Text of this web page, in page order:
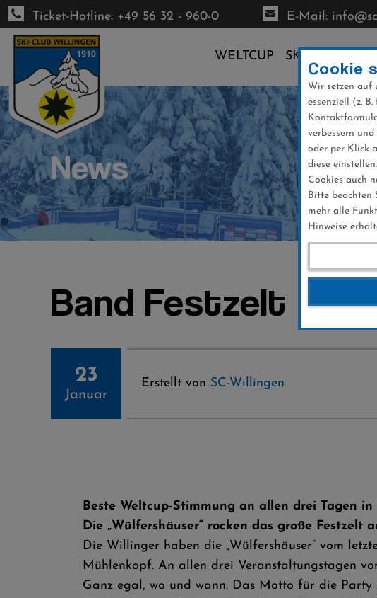
Direkt
zum
Inhalt
Ticket-Hotline: +49 56 32 - 960-0 E-Mail:
WELTCUP SKI-CLUB
News
Band Festzelt
23
Januar
Erstellt von SC-Willingen
Beste Weltcup-Stimmung an allen drei Tagen
Die „Wülfershäuser“ rocken das große Festzelt
Die Willinger haben die „Wülfershäuser“ vom
Mühlenkopf. An allen drei Veranstaltungstagen
Ganz egal, wo und wann. Das Motto für die Party
Cookie
Wir setzen auf
essenziell (z.
verbessern
oder per Klick
diese
Cookies auch
Bitte beachten
mehr alle
Hinweise